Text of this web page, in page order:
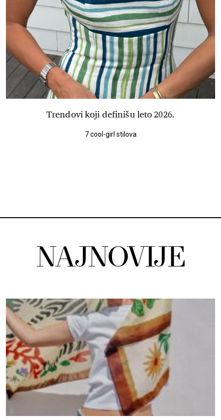
Trendovi koji definišu leto 2026.
7 cool-girl stilova
NAJNOVIJE